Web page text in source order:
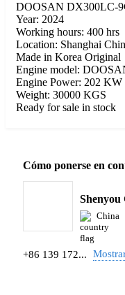
DOOSAN DX300LC-
Year: 2024
Working hours: 400 hrs
Location: Shanghai
Made in Korea Original
Engine model:
Engine Power: 202 KW
Weight: 30000 KGS
Ready for sale in stock
Cómo ponerse en
China
+86 139 172...